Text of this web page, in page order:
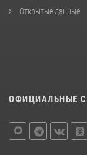
Открытые данные
ОФИЦИАЛЬНЫЕ